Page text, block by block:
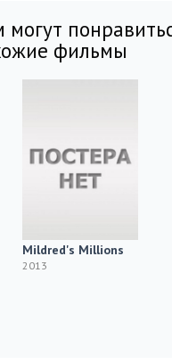
могут
фильмы
Mildred's Millions
2013